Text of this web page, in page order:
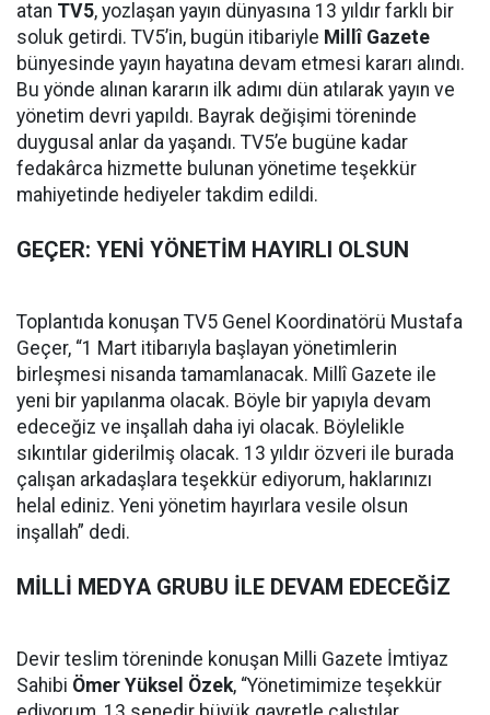
atan TV5, yozlaşan yayın dünyasına 13 yıldır farklı bir
soluk getirdi. TV5’in, bugün itibariyle Millî Gazete
bünyesinde yayın hayatına devam etmesi kararı alındı.
Bu yönde alınan kararın ilk adımı dün atılarak yayın ve
yönetim devri yapıldı. Bayrak değişimi töreninde
duygusal anlar da yaşandı. TV5’e bugüne kadar
fedakârca hizmette bulunan yönetime teşekkür
mahiyetinde hediyeler takdim edildi.
GEÇER: YENİ YÖNETİM HAYIRLI OLSUN
Toplantıda konuşan TV5 Genel Koordinatörü Mustafa
Geçer, “1 Mart itibarıyla başlayan yönetimlerin
birleşmesi nisanda tamamlanacak. Millî Gazete ile
yeni bir yapılanma olacak. Böyle bir yapıyla devam
edeceğiz ve inşallah daha iyi olacak. Böylelikle
sıkıntılar giderilmiş olacak. 13 yıldır özveri ile burada
çalışan arkadaşlara teşekkür ediyorum, haklarınızı
helal ediniz. Yeni yönetim hayırlara vesile olsun
inşallah” dedi.
MİLLİ MEDYA GRUBU İLE DEVAM EDECEĞİZ
Devir teslim töreninde konuşan Milli Gazete İmtiyaz
Sahibi Ömer Yüksel Özek, “Yönetimimize teşekkür